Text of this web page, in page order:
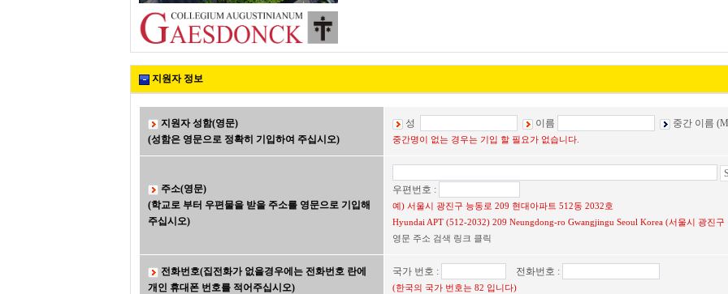
지원자 정보
지원자 성함(영문)
(성함은 영문으로 정확히 기입하여 주십시오)
성 이름 중간 이름
중간명이 없는 경우는 기입 할 필요가 없습니다.
주소(영문)
(학교로 부터 우편물을 받을 주소를 영문으로 기입해
주십시오)
우편번호 :
예) 서울시 광진구 능동로 209 현대아파트 512동 2032호
Hyundai APT (512-2032) 209 Neungdong-ro Gwangjingu Seoul Korea (서울시 광진
영문 주소 검색 링크 클릭
전화번호(집전화가 없을경우에는 전화번호 란에
개인 휴대폰 번호를 적어주십시오)
국가 번호 : 전화번호 :
(한국의 국가 번호는 82 입니다)